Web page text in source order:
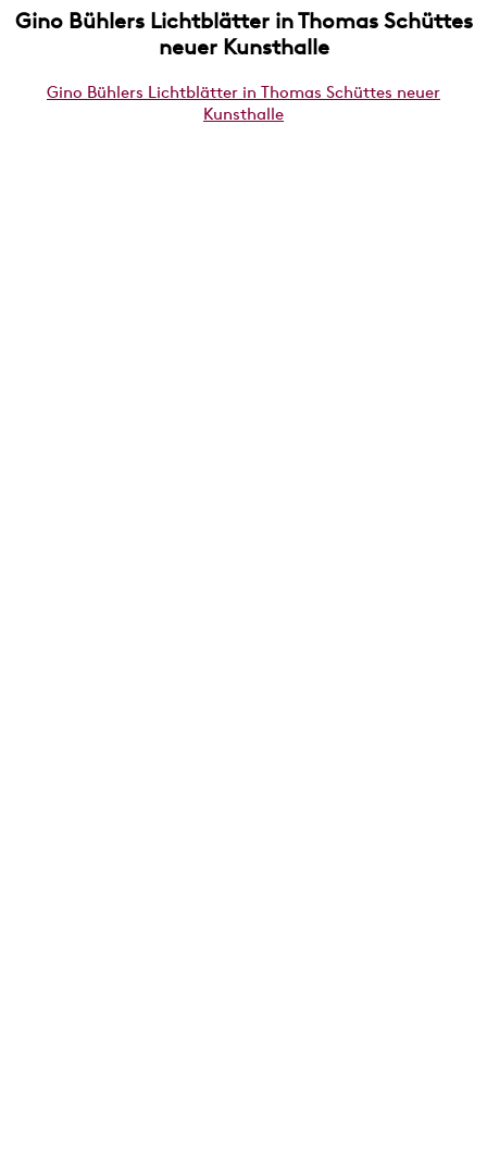
Gino Bühlers Lichtblätter in Thomas Schüttes
neuer Kunsthalle
Gino Bühlers Lichtblätter in Thomas Schüttes neuer
Kunsthalle